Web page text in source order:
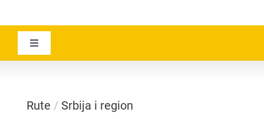
Toggle
Navigation
GEOGRAPHICA
Rute / Srbija i region